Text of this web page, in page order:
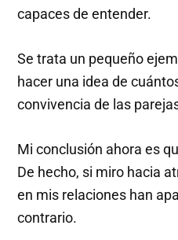
capaces de entender.
Se trata un pequeño
hacer una idea de
convivencia de las
Mi conclusión ahora es
De hecho, si miro hacia
en mis relaciones han
contrario.